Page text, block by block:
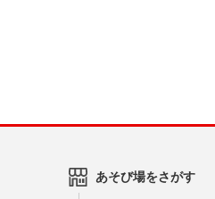
あそび場をさがす